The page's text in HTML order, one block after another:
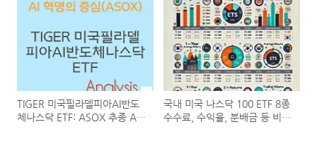
(0047P0)
(0047R0)
TIGER 미국필라델피아AI반도
체나스닥 ETF: ASOX 추종 AI
국내 미국 나스닥 100 ETF 8종
수수료, 수익율, 분배금 등 비교